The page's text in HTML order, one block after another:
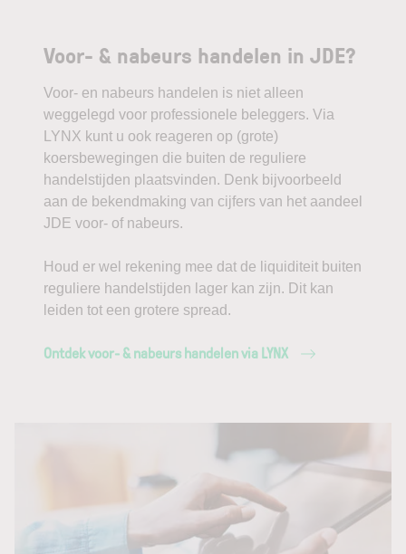
Voor- & nabeurs handelen in JDE?
Voor- en nabeurs handelen is niet alleen
weggelegd voor professionele beleggers. Via
LYNX kunt u ook reageren op (grote)
koersbewegingen die buiten de reguliere
handelstijden plaatsvinden. Denk bijvoorbeeld
aan de bekendmaking van cijfers van het aandeel
JDE voor- of nabeurs.
Houd er wel rekening mee dat de liquiditeit buiten
reguliere handelstijden lager kan zijn. Dit kan
leiden tot een grotere spread.
Ontdek voor- & nabeurs handelen via LYNX